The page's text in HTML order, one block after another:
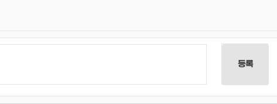
등록